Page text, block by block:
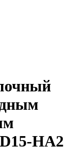
HA2